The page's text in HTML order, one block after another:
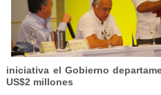
iniciativa el Gobierno
US$2 millones